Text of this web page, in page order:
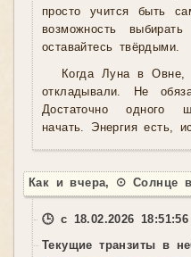
просто учится быть
возможность
оставайтесь твёрдыми.
Когда Луна в
откладывали. Не
Достаточно одного
начать. Энергия есть,
Как и вчера, ☉ Солнце
🕒 с 18.02.2026
Текущие транзиты в